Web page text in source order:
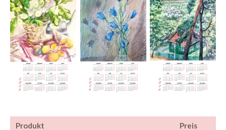
Produkt
Preis